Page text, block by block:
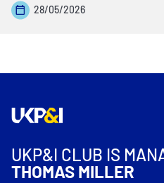
28/05/2026
UKP&I CLUB IS
THOMAS MILLER